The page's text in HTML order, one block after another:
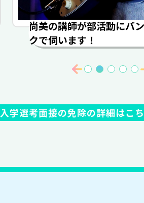
尚美の講師が部活動にバ
クで伺います！
入学選考面接の免除の詳細はこ